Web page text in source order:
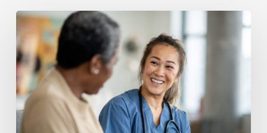
Selbstverwaltung
im
Pflegeberuf